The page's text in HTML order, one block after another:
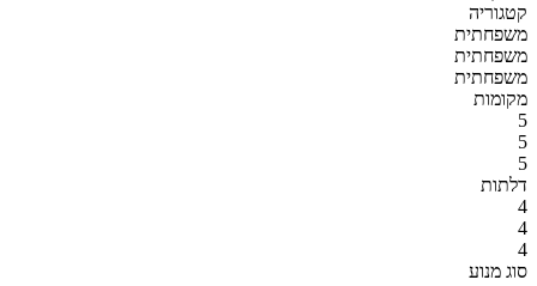
קטגוריה
משפחתית
משפחתית
משפחתית
מקומות
5
5
5
דלתות
4
4
4
סוג מנוע